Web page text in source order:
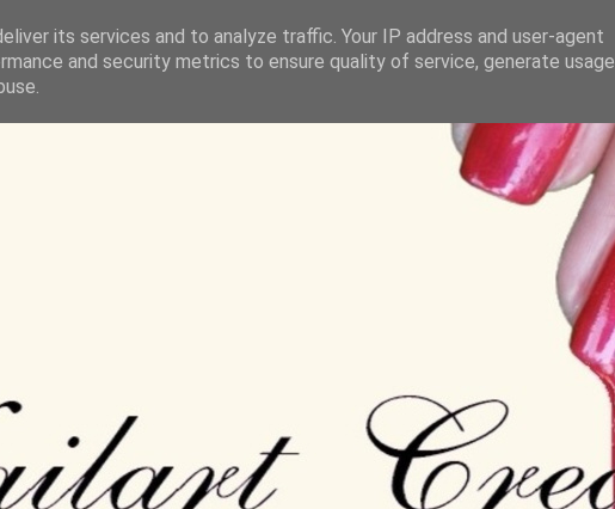
its services and to analyze traffic. Your IP address and user-agent
and security metrics to ensure quality of service, generate usage